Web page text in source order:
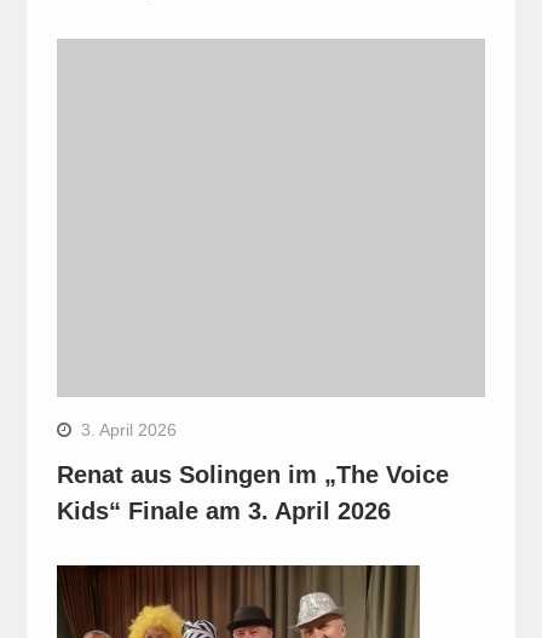
3. April 2026
Renat aus Solingen im „The Voice
Kids“ Finale am 3. April 2026